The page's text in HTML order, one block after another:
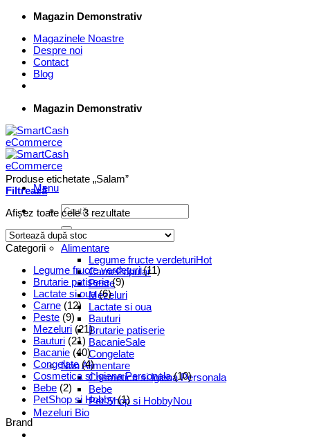
Skip
content
Magazin Demonstrativ
Magazinele Noastre
Despre noi
Contact
Blog
Magazin Demonstrativ
Menu
Caută
după:
Supermarket Online
Alimentare
Legume fructe verdeturi
Carne
Peste
Mezeluri
Lactate si oua
Bauturi
Brutarie patiserie
Bacanie
Congelate
Non Alimentare
Cosmetica si Igiena Personala
Bebe
Pet Shop si Hobby
Mezeluri Bio
Produse etichetate „Salam”
Filtrează
Afișez toate cele 3 rezultate
Categorii
Legume fructe verdeturi (11)
Brutarie patiserie (9)
Lactate si oua (6)
Carne (12)
Peste (9)
Mezeluri (21)
Bauturi (21)
Bacanie (40)
Congelate (4)
Cosmetica si Igiena Personala (10)
Bebe (2)
PetShop si Hobby (1)
Brand